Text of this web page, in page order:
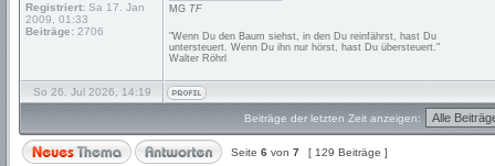
Registriert: Sa 17. Jan
2009, 01:33
Beiträge: 2706
MG TF
"Wenn Du den Baum siehst, in den Du reinfährst, hast Du
untersteuert. Wenn Du ihn nur hörst, hast Du übersteuert."
Walter Röhrl
So 26. Jul 2026, 14:19
Beiträge der letzten Zeit anzeigen:
Seite 6 von 7 [ 129 Beiträge ]